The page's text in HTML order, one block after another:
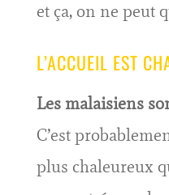
et ça, on ne peut
L’ACCUEIL EST
Les malaisiens
C’est
plus chaleureux